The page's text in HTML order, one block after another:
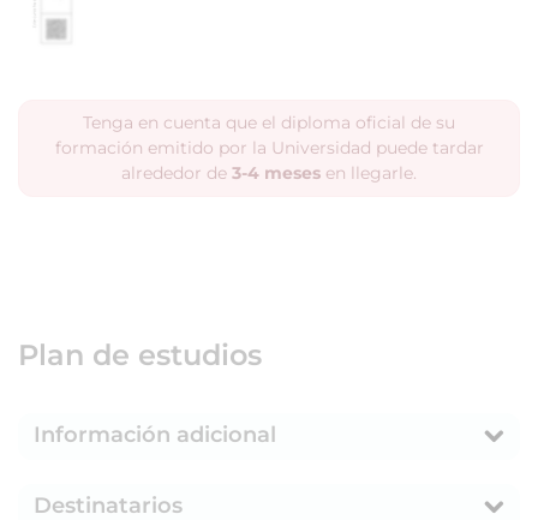
Tenga en cuenta que el diploma oficial de su
formación emitido por la Universidad puede tardar
alrededor de 3-4 meses en llegarle.
Plan de estudios
Información adicional
Destinatarios